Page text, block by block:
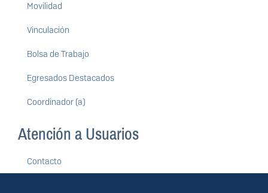
Movilidad
Vinculación
Bolsa de Trabajo
Egresados Destacados
Coordinador (a)
Atención a Usuarios
Contacto